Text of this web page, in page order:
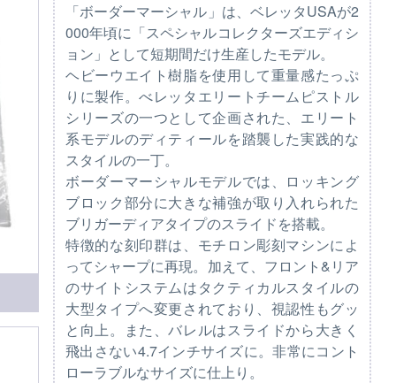
「ボーダーマーシャル」は、ベレッタUSAが2
000年頃に「スペシャルコレクターズエディシ
ョン」として短期間だけ生産したモデル。
ヘビーウエイト樹脂を使用して重量感たっぷ
りに製作。べレッタエリートチームピストル
シリーズの一つとして企画された、エリート
系モデルのディティールを踏襲した実践的な
スタイルの一丁。
ボーダーマーシャルモデルでは、ロッキング
ブロック部分に大きな補強が取り入れられた
ブリガーディアタイプのスライドを搭載。
特徴的な刻印群は、モチロン彫刻マシンによ
ってシャープに再現。加えて、フロント&リア
のサイトシステムはタクティカルスタイルの
大型タイプへ変更されており、視認性もグッ
と向上。また、バレルはスライドから大きく
飛出さない4.7インチサイズに。非常にコント
ローラブルなサイズに仕上り。